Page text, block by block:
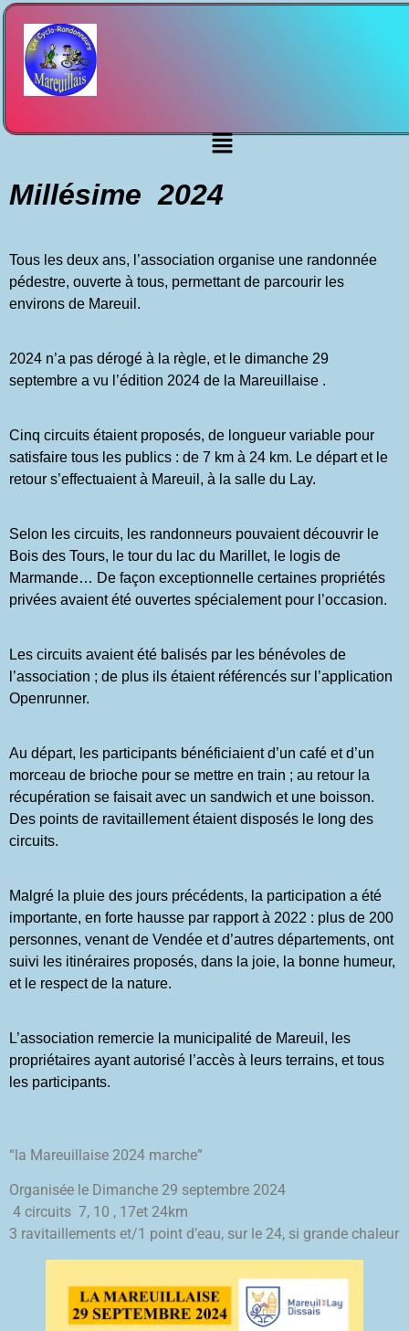
Millésime 2024
Tous les deux ans, l’association organise une randonnée
pédestre, ouverte à tous, permettant de parcourir les
environs de Mareuil.
2024 n’a pas dérogé à la règle, et le dimanche 29
septembre a vu l’édition 2024 de la Mareuillaise .
Cinq circuits étaient proposés, de longueur variable pour
satisfaire tous les publics : de 7 km à 24 km. Le départ et le
retour s’effectuaient à Mareuil, à la salle du Lay.
Selon les circuits, les randonneurs pouvaient découvrir le
Bois des Tours, le tour du lac du Marillet, le logis de
Marmande… De façon exceptionnelle certaines propriétés
privées avaient été ouvertes spécialement pour l’occasion.
Les circuits avaient été balisés par les bénévoles de
l’association ; de plus ils étaient référencés sur l’application
Openrunner.
Au départ, les participants bénéficiaient d’un café et d’un
morceau de brioche pour se mettre en train ; au retour la
récupération se faisait avec un sandwich et une boisson.
Des points de ravitaillement étaient disposés le long des
circuits.
Malgré la pluie des jours précédents, la participation a été
importante, en forte hausse par rapport à 2022 : plus de 200
personnes, venant de Vendée et d’autres départements, ont
suivi les itinéraires proposés, dans la joie, la bonne humeur,
et le respect de la nature.
L’association remercie la municipalité de Mareuil, les
propriétaires ayant autorisé l’accès à leurs terrains, et tous
les participants.
“la Mareuillaise 2024 marche”
Organisée le Dimanche 29 septembre 2024
4 circuits 7, 10 , 17et 24km
3 ravitaillements et/1 point d’eau, sur le 24, si grande chaleur